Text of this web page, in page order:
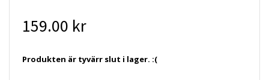
159.00 kr
Produkten är tyvärr slut i lager. :(